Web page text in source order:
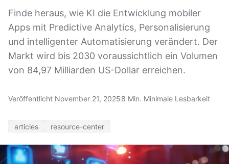
Finde heraus, wie KI die Entwicklung mobiler
Apps mit Predictive Analytics, Personalisierung
und intelligenter Automatisierung verändert. Der
Markt wird bis 2030 voraussichtlich ein Volumen
von 84,97 Milliarden US-Dollar erreichen.
Veröffentlicht November 21, 20258 Min. Minimale Lesbarkeit
articles resource-center